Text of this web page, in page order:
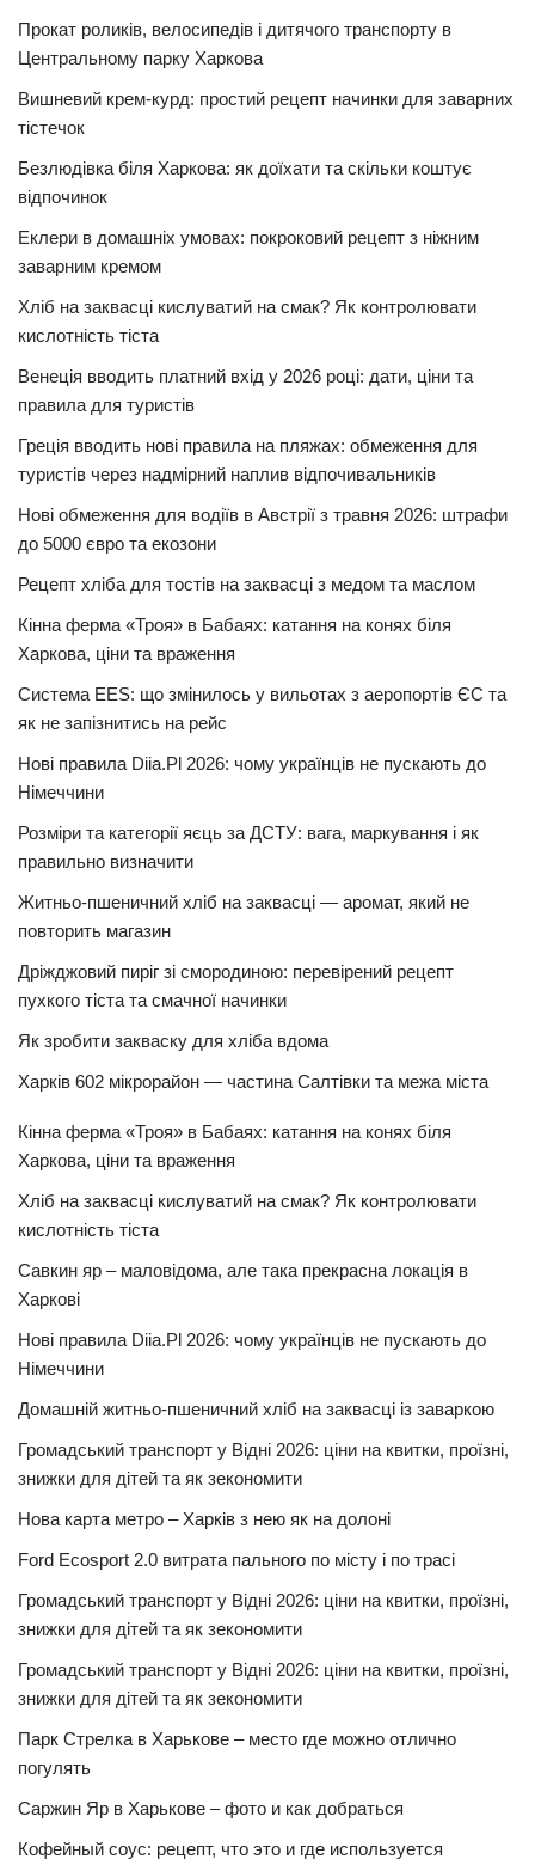
Прокат роликів, велосипедів і дитячого транспорту в
Центральному парку Харкова
Вишневий крем-курд: простий рецепт начинки для заварних
тістечок
Безлюдівка біля Харкова: як доїхати та скільки коштує
відпочинок
Еклери в домашніх умовах: покроковий рецепт з ніжним
заварним кремом
Хліб на заквасці кислуватий на смак? Як контролювати
кислотність тіста
Венеція вводить платний вхід у 2026 році: дати, ціни та
правила для туристів
Греція вводить нові правила на пляжах: обмеження для
туристів через надмірний наплив відпочивальників
Нові обмеження для водіїв в Австрії з травня 2026: штрафи
до 5000 євро та екозони
Рецепт хліба для тостів на заквасці з медом та маслом
Кінна ферма «Троя» в Бабаях: катання на конях біля
Харкова, ціни та враження
Система EES: що змінилось у вильотах з аеропортів ЄС та
як не запізнитись на рейс
Нові правила Diia.Pl 2026: чому українців не пускають до
Німеччини
Розміри та категорії яєць за ДСТУ: вага, маркування і як
правильно визначити
Житньо-пшеничний хліб на заквасці — аромат, який не
повторить магазин
Дріжджовий пиріг зі смородиною: перевірений рецепт
пухкого тіста та смачної начинки
Як зробити закваску для хліба вдома
Харків 602 мікрорайон — частина Салтівки та межа міста
Кінна ферма «Троя» в Бабаях: катання на конях біля
Харкова, ціни та враження
Хліб на заквасці кислуватий на смак? Як контролювати
кислотність тіста
Савкин яр – маловідома, але така прекрасна локація в
Харкові
Нові правила Diia.Pl 2026: чому українців не пускають до
Німеччини
Домашній житньо-пшеничний хліб на заквасці із заваркою
Громадський транспорт у Відні 2026: ціни на квитки, проїзні,
знижки для дітей та як зекономити
Нова карта метро – Харків з нею як на долоні
Ford Ecosport 2.0 витрата пального по місту і по трасі
Громадський транспорт у Відні 2026: ціни на квитки, проїзні,
знижки для дітей та як зекономити
Громадський транспорт у Відні 2026: ціни на квитки, проїзні,
знижки для дітей та як зекономити
Парк Стрелка в Харькове – место где можно отлично
погулять
Саржин Яр в Харькове – фото и как добраться
Кофейный соус: рецепт, что это и где используется